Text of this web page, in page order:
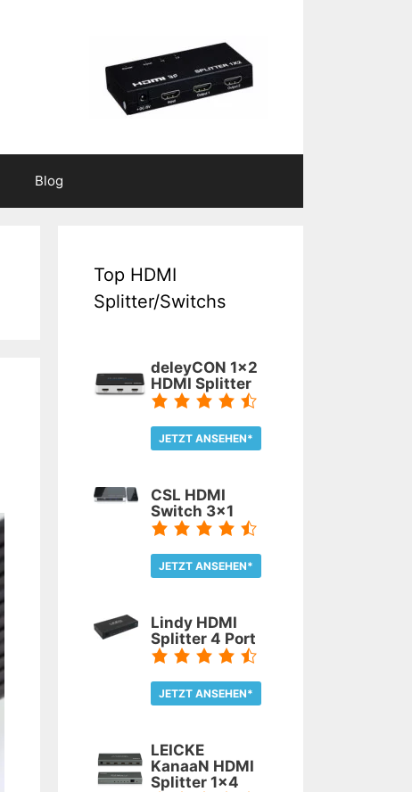
Blog
Top HDMI
Splitter/Switchs
deleyCON 1x2
HDMI Splitter
JETZT ANSEHEN*
CSL HDMI
Switch 3x1
JETZT ANSEHEN*
Lindy HDMI
Splitter 4 Port
JETZT ANSEHEN*
LEICKE
KanaaN HDMI
Splitter 1x4